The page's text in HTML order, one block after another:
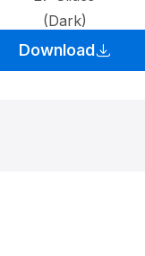
(Dark)
Download